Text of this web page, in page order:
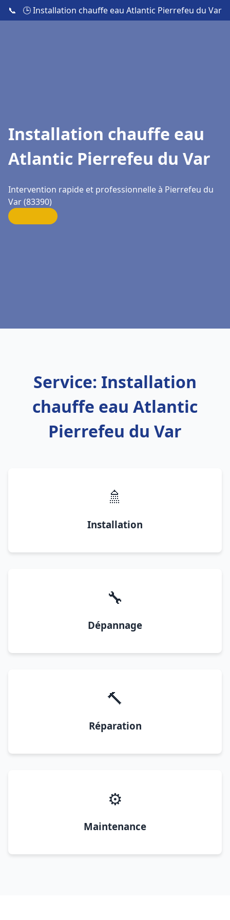
📞 🕒 Installation chauffe eau Atlantic Pierrefeu du Var
Installation chauffe eau
Atlantic Pierrefeu du Var
Intervention rapide et professionnelle à Pierrefeu du
Var (83390)
Service: Installation
chauffe eau Atlantic
Pierrefeu du Var
🚿
Installation
🔧
Dépannage
🔨
Réparation
⚙️
Maintenance